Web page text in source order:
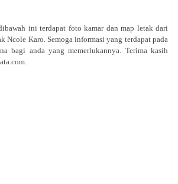
ini terdapat foto kamar dan map letak dari
Ncole Karo. Semoga informasi yang terdapat pada
bagi anda yang memerlukannya. Terima kasih